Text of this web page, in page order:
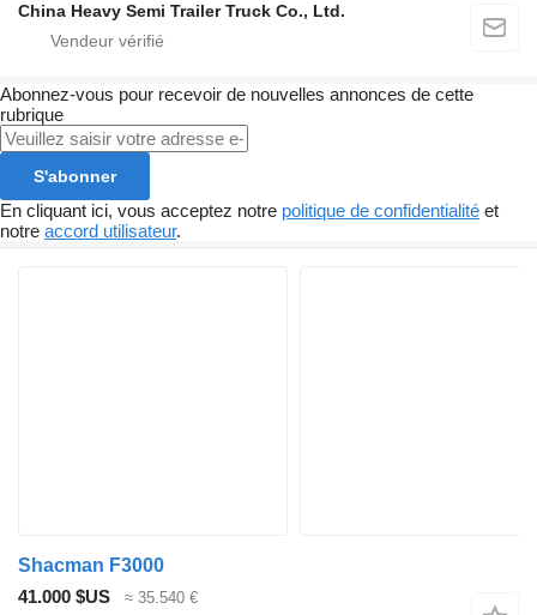
China Heavy Semi Trailer Truck Co., Ltd.
Abonnez-vous pour recevoir de nouvelles annonces de cette
rubrique
S'abonner
En cliquant ici, vous acceptez notre politique de confidentialité et
notre accord utilisateur.
Shacman F3000
41.000 $US
≈ 35.540 €